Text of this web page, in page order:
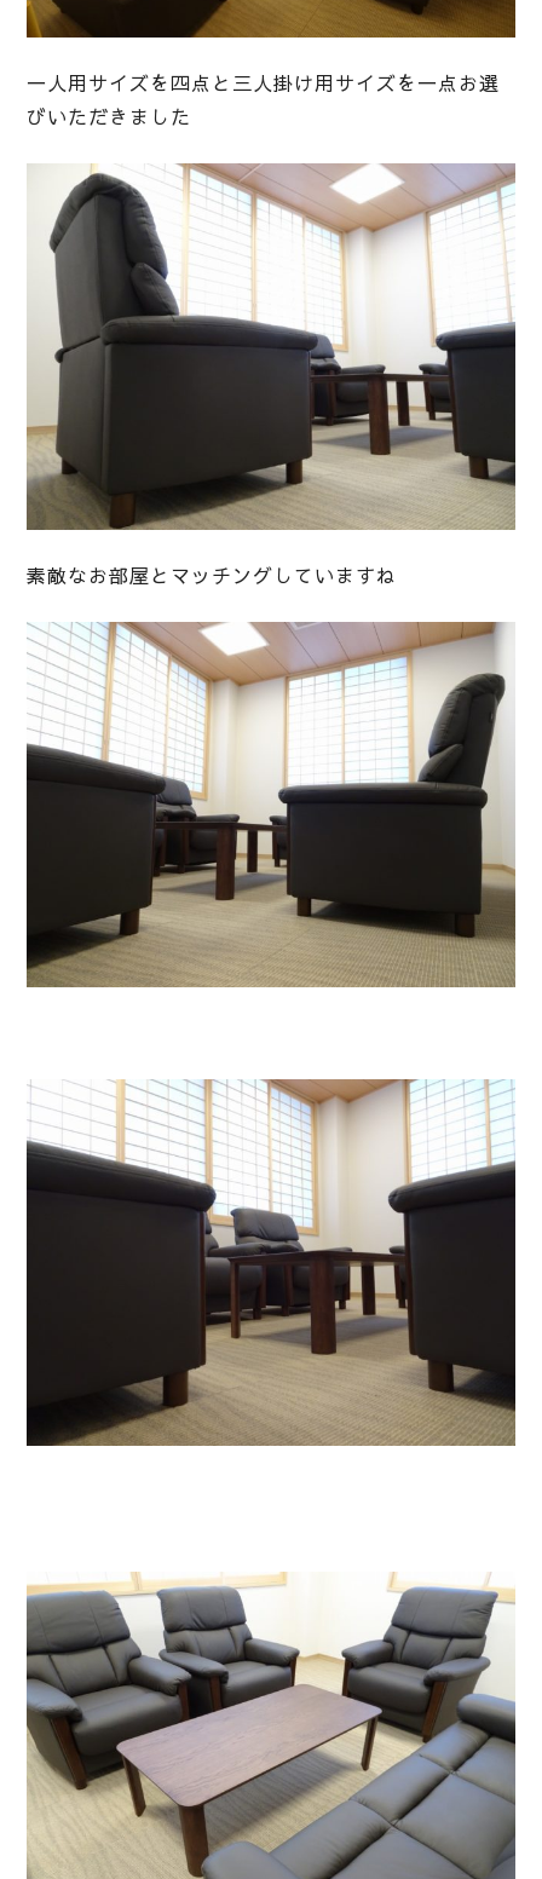
一人用サイズを四点と三人掛け用サイズを一点お選
びいただきました
素敵なお部屋とマッチングしていますね